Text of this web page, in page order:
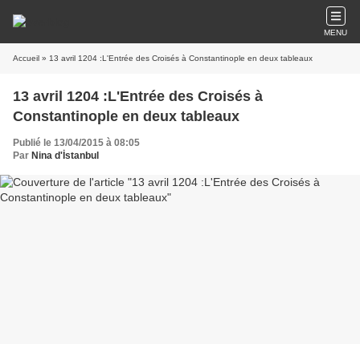
MENU
Accueil » 13 avril 1204 :L'Entrée des Croisés à Constantinople en deux tableaux
13 avril 1204 :L'Entrée des Croisés à
Constantinople en deux tableaux
Publié le 13/04/2015 à 08:05
Par Nina d'İstanbul